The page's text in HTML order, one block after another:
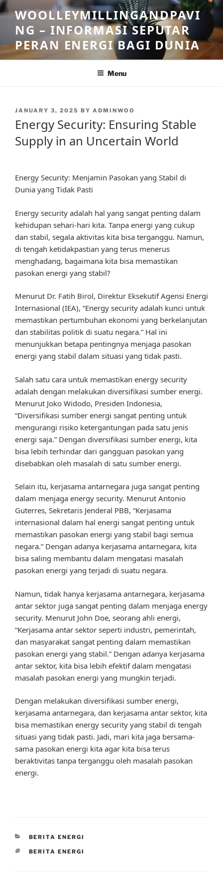
Skip
to
content
WOOLLEYMILLINGANDPAVI
NG – INFORMASI SEPUTAR
PERAN ENERGI BAGI DUNIA
Menu
POSTED
JANUARY 3, 2025 BY ADMINWOO
Energy Security: Ensuring Stable
Supply in an Uncertain World
Energy Security: Menjamin Pasokan yang Stabil di
Dunia yang Tidak Pasti
Energy security adalah hal yang sangat penting dalam
kehidupan sehari-hari kita. Tanpa energi yang cukup
dan stabil, segala aktivitas kita bisa terganggu. Namun,
di tengah ketidakpastian yang terus menerus
menghadang, bagaimana kita bisa memastikan
pasokan energi yang stabil?
Menurut Dr. Fatih Birol, Direktur Eksekutif Agensi Energi
Internasional (IEA), “Energy security adalah kunci untuk
memastikan pertumbuhan ekonomi yang berkelanjutan
dan stabilitas politik di suatu negara.” Hal ini
menunjukkan betapa pentingnya menjaga pasokan
energi yang stabil dalam situasi yang tidak pasti.
Salah satu cara untuk memastikan energy security
adalah dengan melakukan diversifikasi sumber energi.
Menurut Joko Widodo, Presiden Indonesia,
“Diversifikasi sumber energi sangat penting untuk
mengurangi risiko ketergantungan pada satu jenis
energi saja.” Dengan diversifikasi sumber energi, kita
bisa lebih terhindar dari gangguan pasokan yang
disebabkan oleh masalah di satu sumber energi.
Selain itu, kerjasama antarnegara juga sangat penting
dalam menjaga energy security. Menurut Antonio
Guterres, Sekretaris Jenderal PBB, “Kerjasama
internasional dalam hal energi sangat penting untuk
memastikan pasokan energi yang stabil bagi semua
negara.” Dengan adanya kerjasama antarnegara, kita
bisa saling membantu dalam mengatasi masalah
pasokan energi yang terjadi di suatu negara.
Namun, tidak hanya kerjasama antarnegara, kerjasama
antar sektor juga sangat penting dalam menjaga energy
security. Menurut John Doe, seorang ahli energi,
“Kerjasama antar sektor seperti industri, pemerintah,
dan masyarakat sangat penting dalam memastikan
pasokan energi yang stabil.” Dengan adanya kerjasama
antar sektor, kita bisa lebih efektif dalam mengatasi
masalah pasokan energi yang mungkin terjadi.
Dengan melakukan diversifikasi sumber energi,
kerjasama antarnegara, dan kerjasama antar sektor, kita
bisa memastikan energy security yang stabil di tengah
situasi yang tidak pasti. Jadi, mari kita jaga bersama-
sama pasokan energi kita agar kita bisa terus
beraktivitas tanpa terganggu oleh masalah pasokan
energi.
CATEGORIES
BERITA ENERGI
TAGS
BERITA ENERGI